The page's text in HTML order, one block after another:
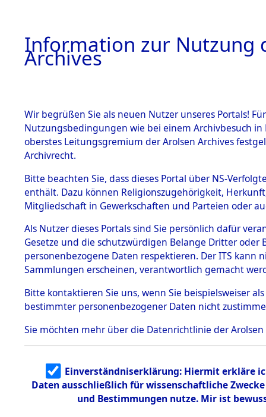
BESTÄNDE
1.
mente
5. Verschiedenes
5.3
Todesmärsche
5.3.1 Alliierte
Erhebungen
zu
Todesmärsch
en
5.3.2
Identifizierun
g
5.3.3
Todesmärsch
Dead -
Branch -
0017
Information zur Nutzung
Archives
Wir begrüßen Sie als neuen Nutzer unseres Portals!
Nutzungsbedingungen wie bei einem Archivbesuch
oberstes Leitungsgremium der Arolsen Archives
Archivrecht.
Bitte beachten Sie, dass dieses Portal über NS-
enthält. Dazu können Religionszugehörigkeit,
Mitgliedschaft in Gewerkschaften und Parteien oder
Als Nutzer dieses Portals sind Sie persönlich dafür
Gesetze und die schutzwürdigen Belange Dritter
personenbezogene Daten respektieren. Der ITS
Sammlungen erscheinen, verantwortlich gemacht
Bitte kontaktieren Sie uns, wenn Sie beispielsweiser
bestimmter personenbezogener Daten nicht
Sie möchten mehr über die Datenrichtlinie der Arolsen
Einverständniserklärung: Hiermit erkläre
Daten ausschließlich für wissenschaftliche
und Bestimmungen nutze. Mir ist